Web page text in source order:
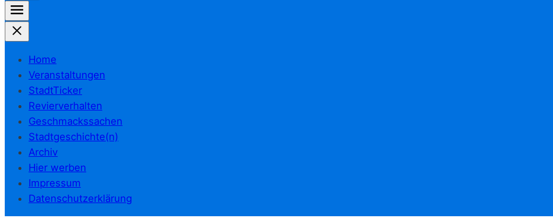
Home
Veranstaltungen
StadtTicker
Revierverhalten
Geschmackssachen
Stadtgeschichte(n)
Archiv
Hier werben
Impressum
Datenschutzerklärung